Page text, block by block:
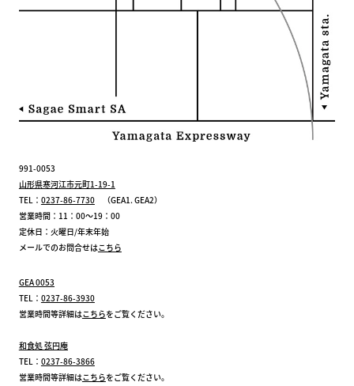
991-0053
山形県寒河江市元町1-19-1
TEL： 0237-86-7730（GEA1. GEA2）
営業時間：11：00～19：00
定休日：火曜日/年末年始
メールでのお問合せはこちら
GEA 0053
TEL： 0237-86-3930
営業時間等詳細はこちらをご覧ください。
和食処 弦円庵
TEL： 0237-86-3866
営業時間等詳細はこちらをご覧ください。